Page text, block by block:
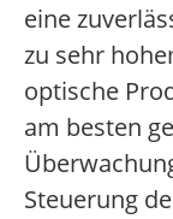
eine
zu sehr
optische
am besten
Steuerung